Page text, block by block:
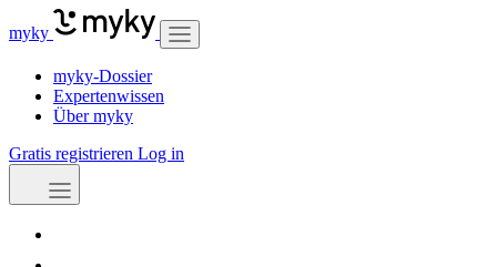
myky
myky-Dossier
Expertenwissen
Über myky
Gratis registrieren Log in